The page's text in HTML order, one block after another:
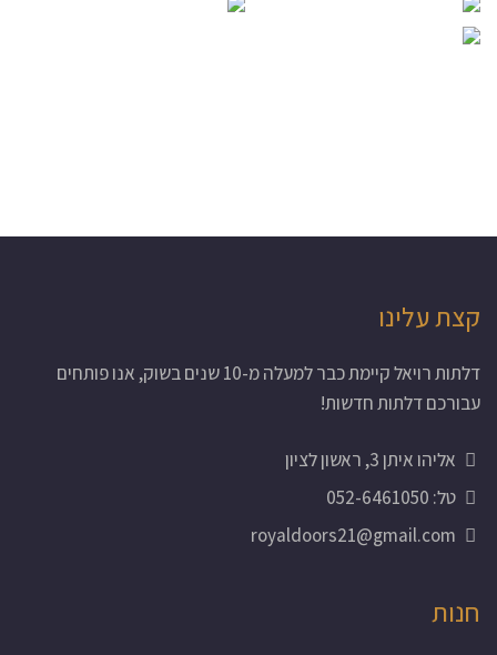
קצת עלינו
דלתות רויאל קיימת כבר למעלה מ-10 שנים בשוק, אנו פותחים
עבורכם דלתות חדשות!
אליהו איתן 3, ראשון לציון
טל: 052-6461050
חנות